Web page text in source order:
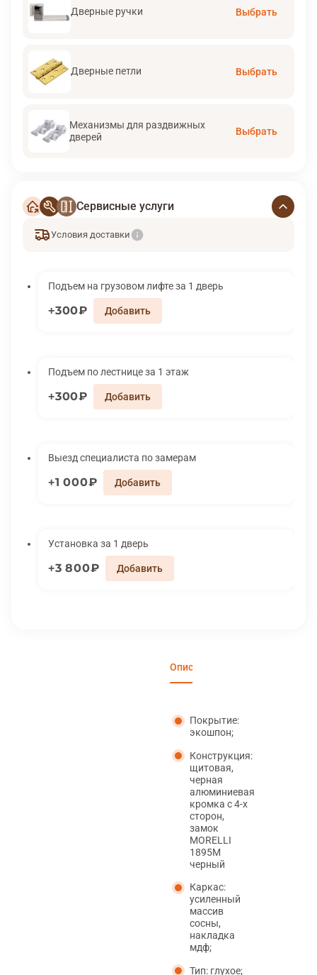
Дверные ручки Выбрать
Дверные петли Выбрать
Механизмы для раздвижных
дверей
Выбрать
Сервисные услуги
Условия доставки
Подъем на грузовом лифте за 1 дверь
300₽
Подъем по лестнице за 1 этаж
300₽
Выезд специалиста по замерам
1 000₽
Установка за 1 дверь
3 800₽
Описание
Покрытие:
экошпон;
Конструкция:
щитовая,
черная
алюминиевая
кромка с 4-х
сторон,
замок
MORELLI
1895М
черный
Каркас:
усиленный
массив
сосны,
накладка
мдф;
Тип: глухое;